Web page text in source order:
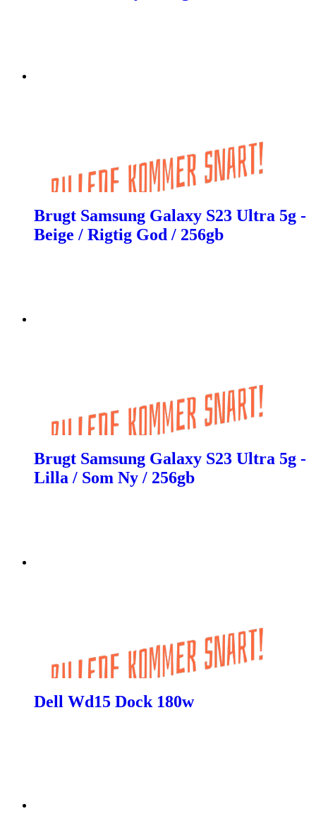
Brugt Samsung Galaxy S23 Ultra 5g -
Beige / Rigtig God / 256gb
Brugt Samsung Galaxy S23 Ultra 5g -
Lilla / Som Ny / 256gb
Dell Wd15 Dock 180w